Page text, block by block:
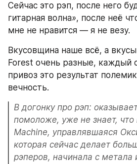
Сейчас это рэп, после него
гитарная волна», после неё
мне не нравится — я не везу.
Вкусовщина наше всё, а
Forest очень разные, каждый
привоз это результат
вечность.
В догонку про рэп:
помоложе, уже не знает,
Machine, управлявшаяся
которая сейчас делает
рэперов, начинала с метала